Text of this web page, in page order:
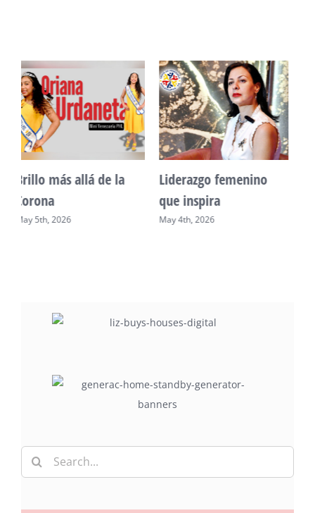
Unidad, cultura y
desarrollo comunitario
May 2nd, 2026
Sueño venezolano en
Philadelphia
May 7th, 2026
Search
for: